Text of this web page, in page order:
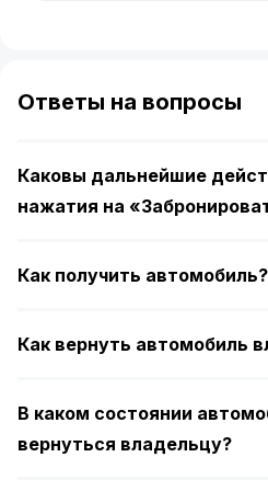
of
4
Ответы на вопросы
Каковы дальнейшие
нажатия на
Как получить автомобиль?
Как вернуть автомобиль
В каком состоянии
вернуться владельцу?